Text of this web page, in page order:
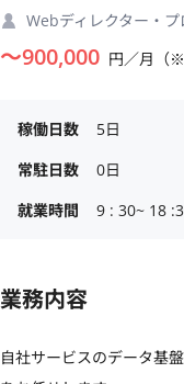
Webディレクター・
〜900,000 円／月（※
稼働日数
5日
常駐日数
0日
就業時間
9 : 30~ 18
業務内容
自社サービスのデータ基